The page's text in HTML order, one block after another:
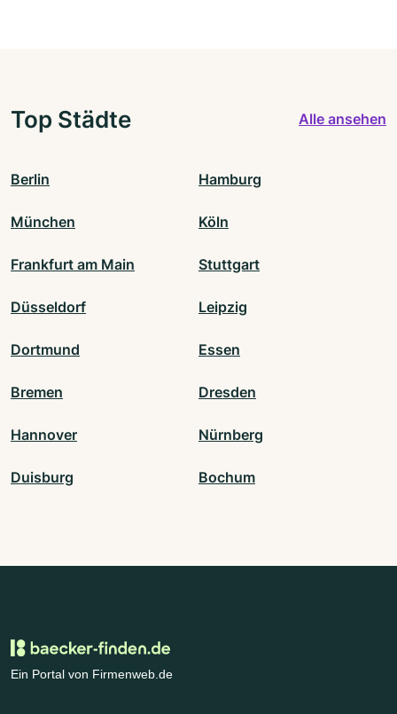
Top Städte Alle ansehen
Berlin Hamburg
München Köln
Frankfurt am Main Stuttgart
Düsseldorf Leipzig
Dortmund Essen
Bremen Dresden
Hannover Nürnberg
Duisburg Bochum
Ein Portal von Firmenweb.de